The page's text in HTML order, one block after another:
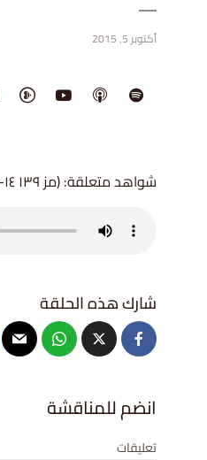
أكتوبر 5, 2015
شواهد متعلقة: (مز ١٣٩ ١٤-١٦)
انضم للمناقشة
تعليقات